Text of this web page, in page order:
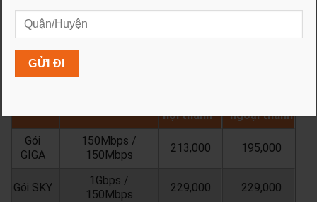
- Thông tin các gói cước
internetnhư sau:
Tên gói
nội thành
ngoại thành
Gói
GIGA
150Mbps /
150Mbps
213,000 195,000
Gói SKY
1Gbps /
150Mbps
229,000 229,000